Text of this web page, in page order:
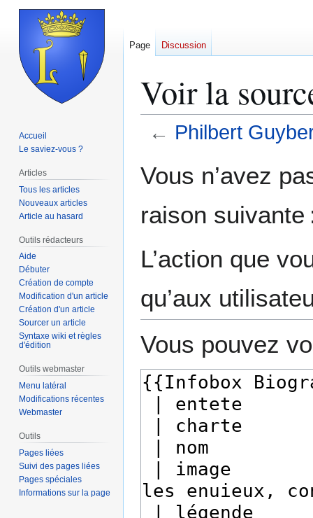
Voir la
← Philbert
à
navigation
à
recherche
Vous n’avez
raison suivante
L’action que
qu’aux
Vous pouvez
Page Discussion
Accueil
Le saviez-vous ?
Articles
Tous les articles
Nouveaux articles
Article au hasard
Outils rédacteurs
Aide
Débuter
Création de compte
Modification d'un article
Création d'un article
Sourcer un article
Syntaxe wiki et règles
d'édition
Outils webmaster
Menu latéral
Modifications récentes
Webmaster
Outils
Pages liées
Suivi des pages liées
Pages spéciales
Informations sur la page